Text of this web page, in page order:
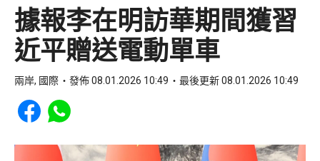
據報李在明訪華期間獲習
近平贈送電動單車
兩岸, 國際 發佈 08.01.2026 10:49 最後更新 08.01.2026 10:49
Share to Facebook
Share to WhatsApp